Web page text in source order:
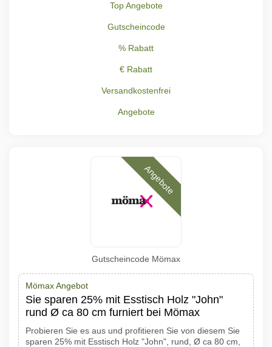
Top Angebote
Gutscheincode
% Rabatt
€ Rabatt
Versandkostenfrei
Angebote
Angebote
Gutscheincode Mömax
Mömax Angebot
Sie sparen 25% mit Esstisch Holz "John"
rund Ø ca 80 cm furniert bei Mömax
Probieren Sie es aus und profitieren Sie von diesem Sie
sparen 25% mit Esstisch Holz "John", rund, Ø ca 80 cm,